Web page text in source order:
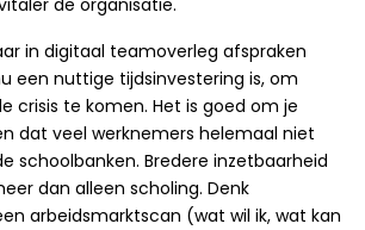
de organisatie.
in digitaal teamoverleg afspraken
een nuttige tijdsinvestering is, om
crisis te komen. Het is goed om je
dat veel werknemers helemaal niet
schoolbanken. Bredere inzetbaarheid
dan alleen scholing. Denk
arbeidsmarktscan (wat wil ik, wat kan